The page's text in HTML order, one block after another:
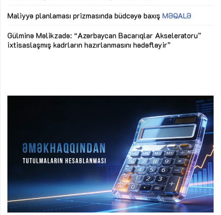
Maliyyə planlaması prizmasında büdcəyə baxış MƏQALƏ
Gülminə Məlikzadə: “Azərbaycan Bacarıqlar Akseleratoru”
ixtisaslaşmış kadrların hazırlanmasını hədəfləyir”